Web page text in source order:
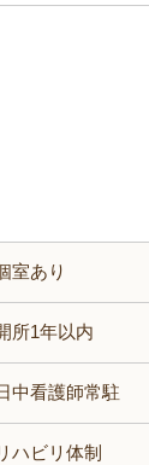
室あり
所1年以内
中看護師常駐
ハビリ体制